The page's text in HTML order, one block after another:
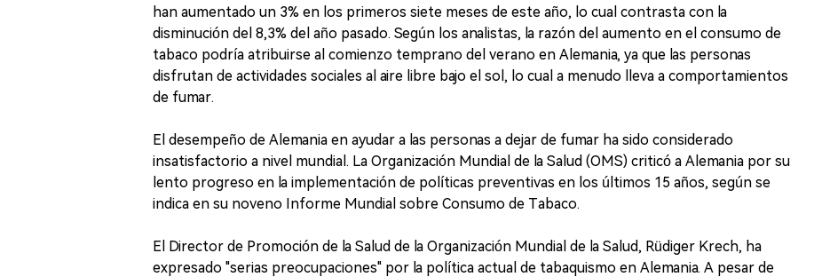
han aumentado un 3% en los primeros siete meses de este año, lo cual contrasta con la
disminución del 8,3% del año pasado. Según los analistas, la razón del aumento en el consumo de
tabaco podría atribuirse al comienzo temprano del verano en Alemania, ya que las personas
disfrutan de actividades sociales al aire libre bajo el sol, lo cual a menudo lleva a comportamientos
de fumar.
El desempeño de Alemania en ayudar a las personas a dejar de fumar ha sido considerado
insatisfactorio a nivel mundial. La Organización Mundial de la Salud (OMS) criticó a Alemania por su
lento progreso en la implementación de políticas preventivas en los últimos 15 años, según se
indica en su noveno Informe Mundial sobre Consumo de Tabaco.
El Director de Promoción de la Salud de la Organización Mundial de la Salud, Rüdiger Krech, ha
expresado "serias preocupaciones" por la política actual de tabaquismo en Alemania. A pesar de